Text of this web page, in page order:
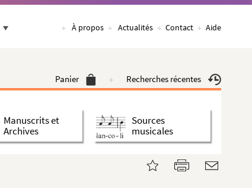
À propos Actualités Contact Aide
Panier Recherches récentes
Manuscrits et
Archives
Sources
musicales